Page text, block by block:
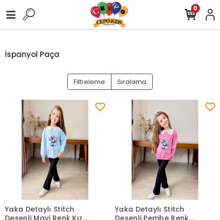
0
İspanyol Paça
Filtreleme Sıralama
Yaka Detaylı Stitch
Desenli Mavi Renk Kız
Yaka Detaylı Stitch
Desenli Pembe Renk